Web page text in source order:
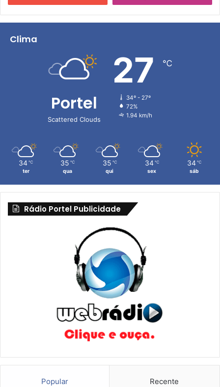
Clima
Portel
Scattered Clouds
27 ℃
34º - 27º
72%
1.94 km/h
34 ℃
ter
35 ℃
qua
35 ℃
qui
34 ℃
sex
34 ℃
sáb
Rádio Portel Publicidade
Popular Recente